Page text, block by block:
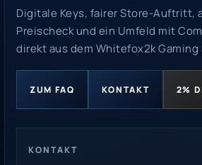
Digitale Keys, fairer Store-Auftritt,
Preischeck und ein Umfeld mit
direkt aus dem Whitefox2k Gaming
ZUM FAQ KONTAKT 2%
KONTAKT